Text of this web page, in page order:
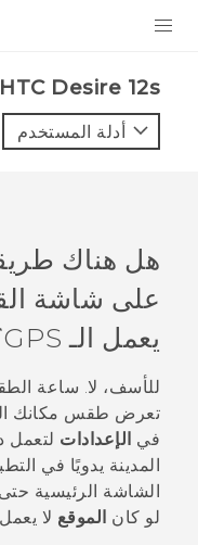
VIVE
VIVERSE
البرامج + التطبيقات
الدعم
أجهزة HTC والملحقات
HTC Desire 12s‎
أدلة المستخدم
هل هناك
على شاشة
يعمل الـ GPS؟
للأسف، لا. ساعة
تعرض طقس مكانك
في الإعدادات لتعمل
المدينة يدويًا في
الشاشة الرئيسية
لو كان الموقع لا